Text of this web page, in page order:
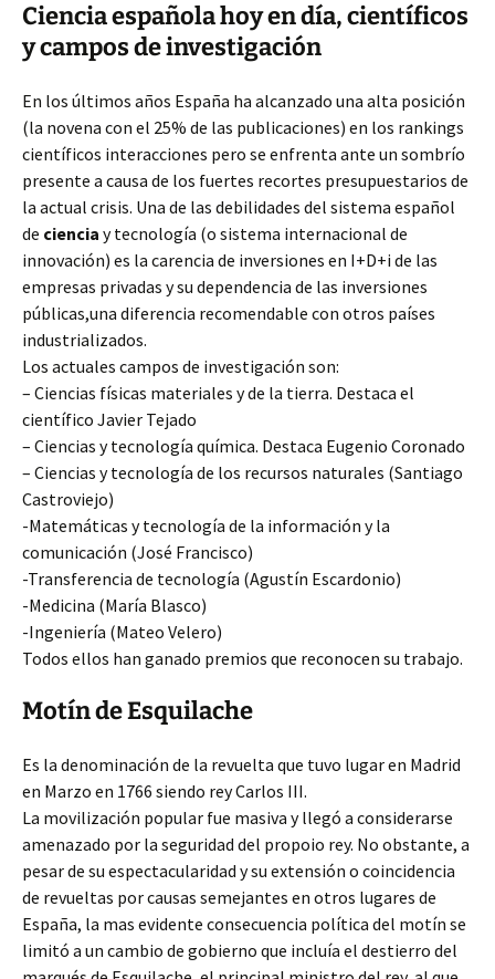
Ciencia española hoy en día, científicos
y campos de investigación
En los últimos años España ha alcanzado una alta posición
(la novena con el 25% de las publicaciones) en los rankings
científicos interacciones pero se enfrenta ante un sombrío
presente a causa de los fuertes recortes presupuestarios de
la actual crisis. Una de las debilidades del sistema español
de ciencia y tecnología (o sistema internacional de
innovación) es la carencia de inversiones en I+D+i de las
empresas privadas y su dependencia de las inversiones
públicas,una diferencia recomendable con otros países
industrializados.
Los actuales campos de investigación son:
– Ciencias físicas materiales y de la tierra. Destaca el
científico Javier Tejado
– Ciencias y tecnología química. Destaca Eugenio Coronado
– Ciencias y tecnología de los recursos naturales (Santiago
Castroviejo)
-Matemáticas y tecnología de la información y la
comunicación (José Francisco)
-Transferencia de tecnología (Agustín Escardonio)
-Medicina (María Blasco)
-Ingeniería (Mateo Velero)
Todos ellos han ganado premios que reconocen su trabajo.
Motín de Esquilache
Es la denominación de la revuelta que tuvo lugar en Madrid
en Marzo en 1766 siendo rey Carlos III.
La movilización popular fue masiva y llegó a considerarse
amenazado por la seguridad del propoio rey. No obstante, a
pesar de su espectacularidad y su extensión o coincidencia
de revueltas por causas semejantes en otros lugares de
España, la mas evidente consecuencia política del motín se
limitó a un cambio de gobierno que incluía el destierro del